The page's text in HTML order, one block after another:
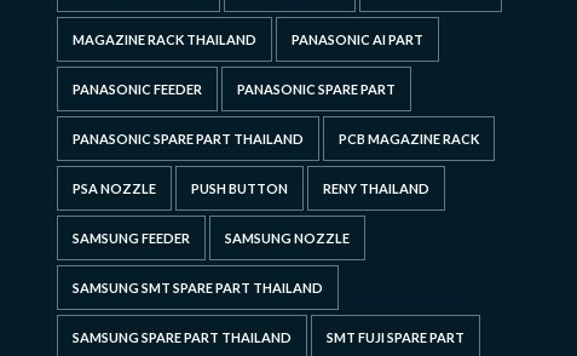
MAGAZINE RACK THAILAND PANASONIC AI PART
PANASONIC FEEDER PANASONIC SPARE PART
PANASONIC SPARE PART THAILAND PCB MAGAZINE RACK
PSA NOZZLE PUSH BUTTON RENY THAILAND
SAMSUNG FEEDER SAMSUNG NOZZLE
SAMSUNG SMT SPARE PART THAILAND
SAMSUNG SPARE PART THAILAND SMT FUJI SPARE PART